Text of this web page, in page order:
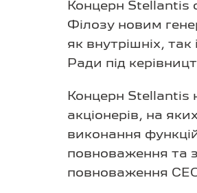
Концерн Stellantis
Філозу новим
як внутрішніх,
Ради під
Концерн Stellantis
акціонерів, на
виконання
повноваження та
повноваження